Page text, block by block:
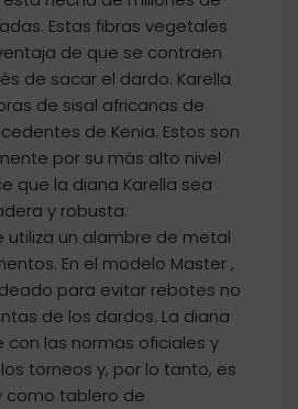
Estas fibras vegetales
de que se contraen
de sacar el dardo. Karella
de sisal africanas de
de Kenia. Estos son
por su más alto nivel
que la diana Karella sea
y robusta.
utiliza un alambre de metal
En el modelo Master ,
para evitar rebotes no
de los dardos. La diana
con las normas oficiales y
torneos y, por lo tanto, es
como tablero de